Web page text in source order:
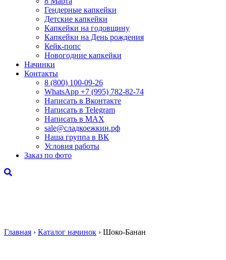
Гендерные капкейки
Детские капкейки
Капкейки на годовщину
Капкейки на День рождения
Кейк-попс
Новогодние капкейки
Начинки
Контакты
8 (800) 100-09-26
WhatsApp +7 (995) 782-82-74
Написать в Вконтакте
Написать в Telegram
Написать в MAX
sale@сладкоежкин.рф
Наша группа в ВК
Условия работы
Заказ по фото
Главная › Каталог начинок › Шоко-Банан